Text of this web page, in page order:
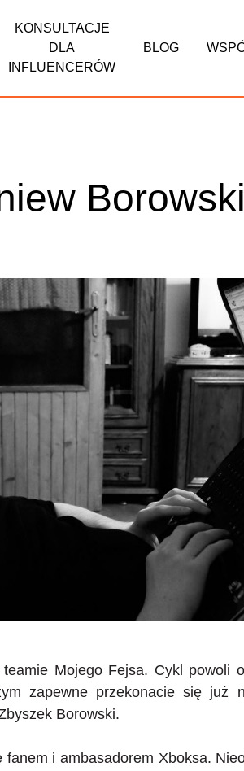
KONSULTACJE
DLA
INFLUENCERÓW
BLOG
Borowski
Mojego Fejsa. Cykl powoli
zapewne przekonacie się już
Borowski.
i ambasadorem Xboksa.